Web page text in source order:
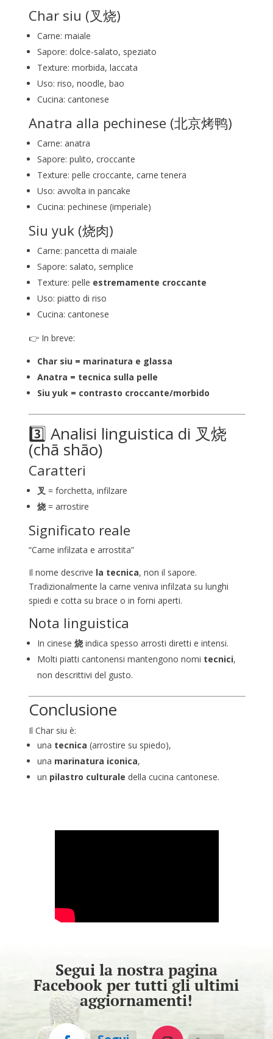
Char siu (叉烧)
Carne: maiale
Sapore: dolce-salato, speziato
Texture: morbida, laccata
Uso: riso, noodle, bao
Cucina: cantonese
Anatra alla pechinese (北京烤鸭)
Carne: anatra
Sapore: pulito, croccante
Texture: pelle croccante, carne tenera
Uso: avvolta in pancake
Cucina: pechinese (imperiale)
Siu yuk (烧肉)
Carne: pancetta di maiale
Sapore: salato, semplice
Texture: pelle estremamente croccante
Uso: piatto di riso
Cucina: cantonese
👉 In breve:
Char siu = marinatura e glassa
Anatra = tecnica sulla pelle
Siu yuk = contrasto croccante/morbido
3️⃣ Analisi linguistica di 叉烧
(chā shāo)
Caratteri
叉 = forchetta, infilzare
烧= arrostire
Significato reale
“Carne infilzata e arrostita”
Il nome descrive la tecnica, non il sapore.
Tradizionalmente la carne veniva infilzata su lunghi
spiedi e cotta su brace o in forni aperti.
Nota linguistica
In cinese 烧indica spesso arrosti diretti e intensi.
Molti piatti cantonensi mantengono nomi tecnici,
non descrittivi del gusto.
Conclusione
Il Char siu è:
una tecnica (arrostire su spiedo),
una marinatura iconica,
un pilastro culturale della cucina cantonese.
Segui la nostra pagina
Facebook per tutti gli ultimi
aggiornamenti!